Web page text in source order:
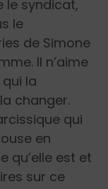
le syndicat,
le
de Simone
Il n’aime
la
changer.
qui
en
qu’elle est et
sur ce